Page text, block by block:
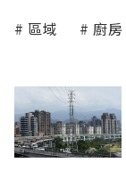
區域 廚房